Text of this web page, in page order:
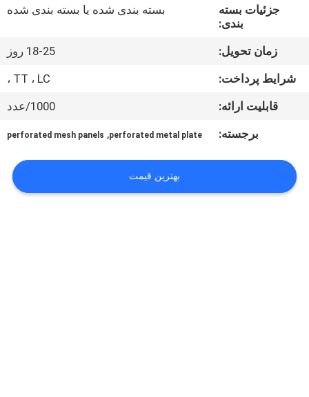
کنترل
کیفیت
بگیرید
درخواست
جزئیات بسته
بندی:
بسته بندی شده یا بسته بندی شده
زمان تحویل:
18-25 روز
شرایط پرداخت:
TT ، LC ،
قابلیت ارائه:
1000/عدد
برجسته:
perforated metal plate
,
perforated mesh panels
بهترین قیمت